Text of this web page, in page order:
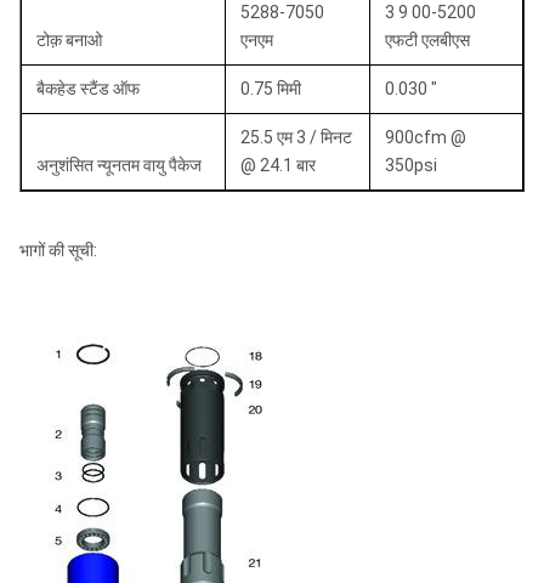
टोक़ बनाओ
5288-7050
एनएम
3 9 00-5200
एफटी एलबीएस
बैकहेड स्टैंड ऑफ 0.75 मिमी 0.030 "
अनुशंसित न्यूनतम वायु पैकेज
25.5 एम 3 / मिनट
@ 24.1 बार
900cfm @
350psi
भागों की सूची: